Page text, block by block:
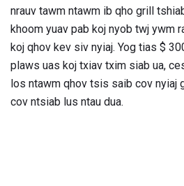
nrauv tawm ntawm ib qho grill
khoom yuav pab koj nyob twj ywm
koj qhov kev siv nyiaj. Yog tias $
plaws uas koj txiav txim siab ua,
los ntawm qhov tsis saib cov nyiaj
cov ntsiab lus ntau dua.